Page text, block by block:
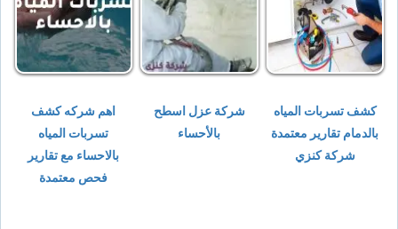
كشف تسربات المياه
بالدمام تقارير معتمدة
شركة كنزي
شركة عزل اسطح
بالأحساء
اهم شركه كشف
تسربات المياه
بالاحساء مع تقارير
فحص معتمدة